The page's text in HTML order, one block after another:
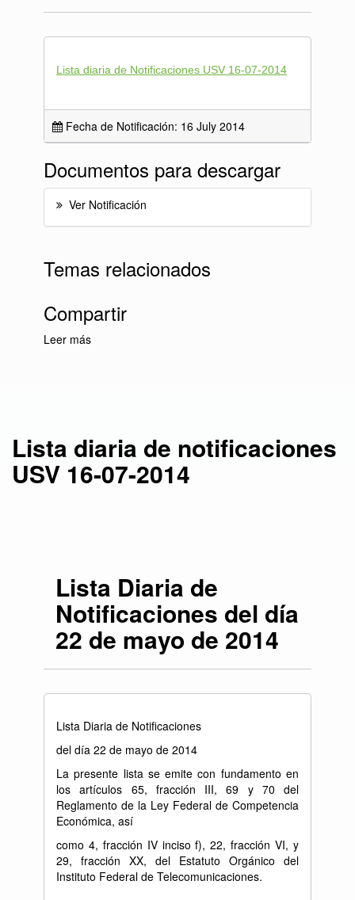
Lista diaria de Notificaciones USV 16-07-2014
Fecha de Notificación: 16 July 2014
Documentos para descargar
Ver Notificación
Temas relacionados
Compartir
Leer más
Lista diaria de notificaciones
USV 16-07-2014
Lista Diaria de
Notificaciones del día
22 de mayo de 2014
Lista Diaria de Notificaciones
del día 22 de mayo de 2014
La presente lista se emite con fundamento en
los artículos 65, fracción III, 69 y 70 del
Reglamento de la Ley Federal de Competencia
Económica, así
como 4, fracción IV inciso f), 22, fracción VI, y
29, fracción XX, del Estatuto Orgánico del
Instituto Federal de Telecomunicaciones.